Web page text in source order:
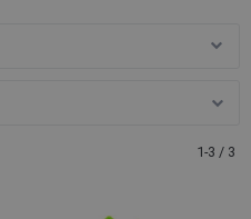
1-3 / 3